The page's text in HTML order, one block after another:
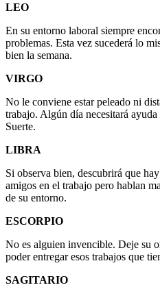
LEO
En su entorno laboral siempre
problemas. Esta vez sucederá lo
bien la semana.
VIRGO
No le conviene estar peleado ni
trabajo. Algún día necesitará
Suerte.
LIBRA
Si observa bien, descubrirá que
amigos en el trabajo pero hablan
de su entorno.
ESCORPIO
No es alguien invencible. Deje su
poder entregar esos trabajos que
SAGITARIO